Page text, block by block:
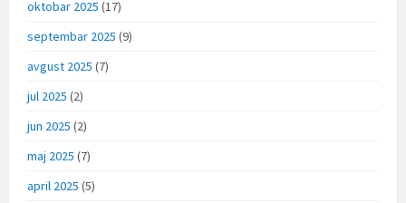
oktobar 2025 (17)
septembar 2025 (9)
avgust 2025 (7)
jul 2025 (2)
jun 2025 (2)
maj 2025 (7)
april 2025 (5)